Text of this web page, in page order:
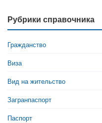
Рубрики справочника
Гражданство
Виза
Вид на жительство
Загранпаспорт
Паспорт